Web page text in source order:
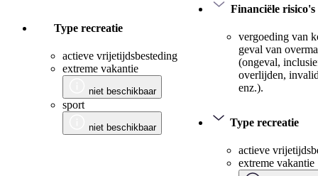
Type recreatie
actieve vrijetijdsbesteding
extreme vakantie
niet beschikbaar
sport
niet beschikbaar
Financiële risico's
vergoeding van
geval van
(ongeval,
overlijden,
enz.).
Type recreatie
actieve
extreme vakantie